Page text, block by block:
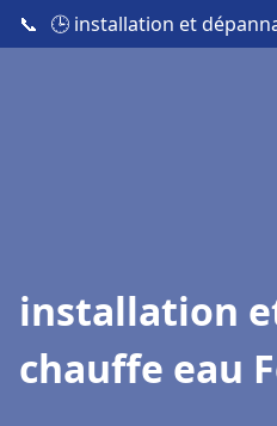
📞 🕒 installation et
installation
chauffe eau